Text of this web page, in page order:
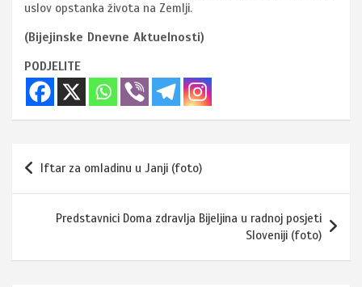
uslov opstanka života na Zemlji.
(Bijejinske Dnevne Aktuelnosti)
PODJELITE
Navigacija
članaka
Iftar za omladinu u Janji (foto)
Predstavnici Doma zdravlja Bijeljina u radnoj posjeti
Sloveniji (foto)